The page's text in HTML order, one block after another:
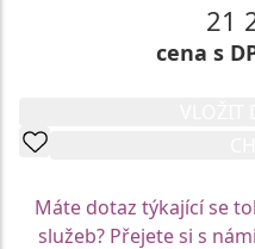
21
cena s
Máte dotaz týkající se
služeb? Přejete si s